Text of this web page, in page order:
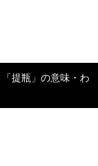
「提瓶」の意味・わ